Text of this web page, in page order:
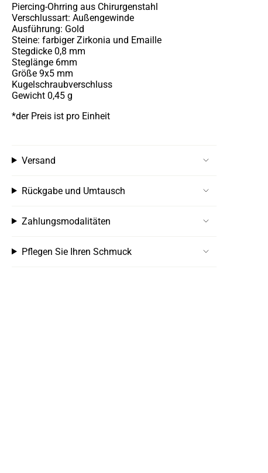
Piercing-Ohrring aus Chirurgenstahl
Verschlussart: Außengewinde
Ausführung: Gold
Steine: farbiger Zirkonia und Emaille
Stegdicke 0,8 mm
Steglänge 6mm
Größe 9x5 mm
Kugelschraubverschluss
Gewicht 0,45 g
*der Preis ist pro Einheit
Versand
Rückgabe und Umtausch
Zahlungsmodalitäten
Pflegen Sie Ihren Schmuck